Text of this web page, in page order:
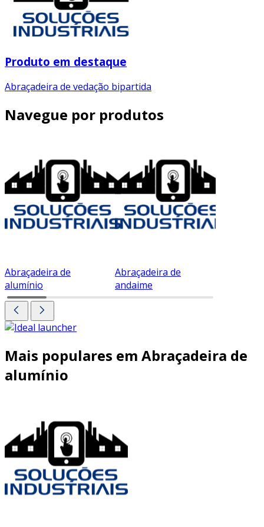
Produto em destaque
Abraçadeira de vedação bipartida
Navegue por produtos
Abraçadeira de
alumínio
Abraçadeira de
andaime
Mais populares em Abraçadeira de
alumínio